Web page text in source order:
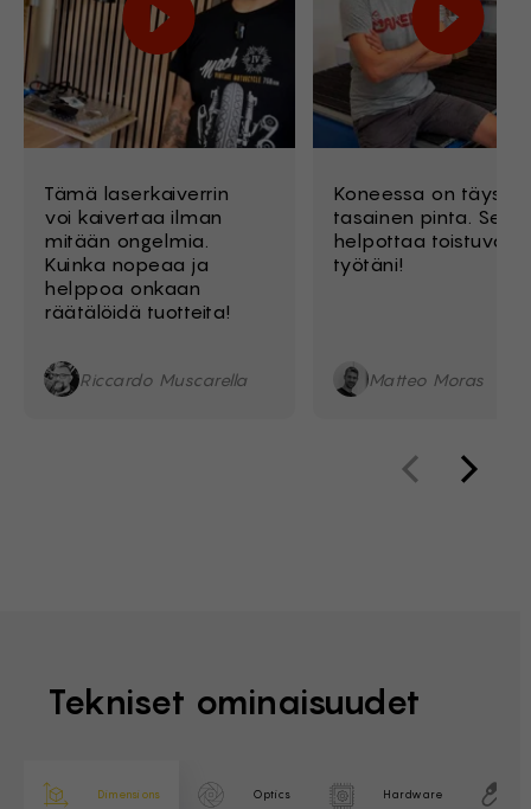
Tämä laserkaiverrin
voi kaivertaa ilman
mitään ongelmia.
Kuinka nopeaa ja
helppoa onkaan
räätälöidä tuotteita!
Riccardo Muscarella
Koneessa on täysin
tasainen pinta. Se
helpottaa toistuvaa
työtäni!
Matteo Moras
Tekniset ominaisuudet
Dimensions Optics Hardware